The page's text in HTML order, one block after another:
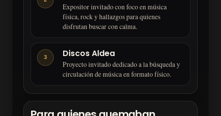
Expositor invitado con foco en música
física, rock y hallazgos para quienes
disfrutan buscar con calma.
3 Discos Aldea
Proyecto invitado dedicado a la búsqueda y
circulación de música en formato físico.